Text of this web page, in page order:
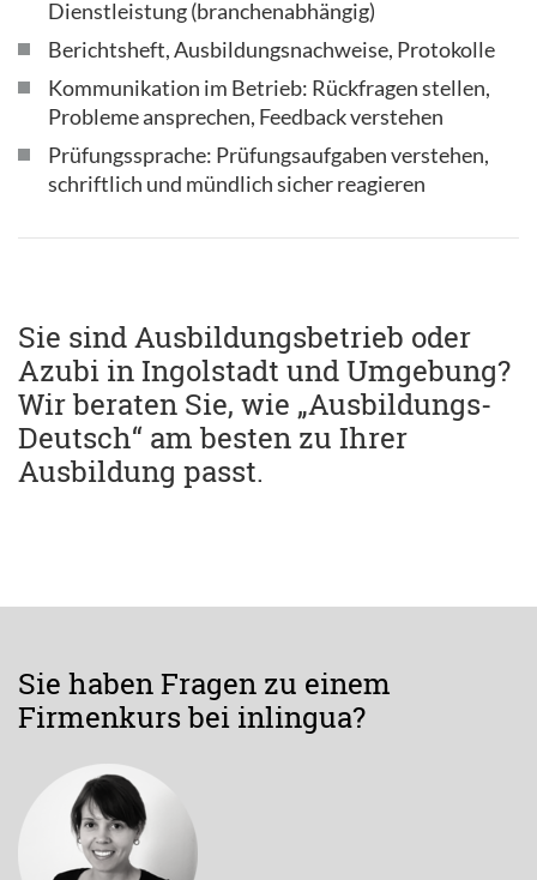
Dienstleistung (branchenabhängig)
Berichtsheft, Ausbildungsnachweise, Protokolle
Kommunikation im Betrieb: Rückfragen stellen,
Probleme ansprechen, Feedback verstehen
Prüfungssprache: Prüfungsaufgaben verstehen,
schriftlich und mündlich sicher reagieren
Sie sind Ausbildungsbetrieb oder
Azubi in Ingolstadt und Umgebung?
Wir beraten Sie, wie „Ausbildungs-
Deutsch“ am besten zu Ihrer
Ausbildung passt.
Sie haben Fragen zu einem
Firmenkurs bei inlingua?